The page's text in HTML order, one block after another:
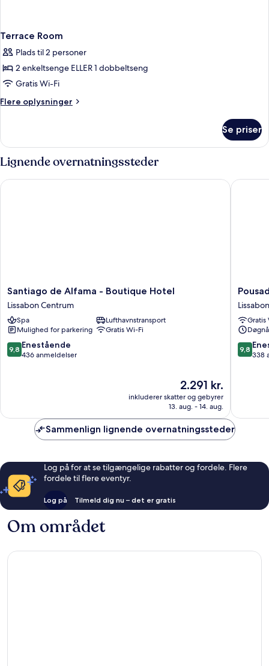
Terrace Room
Plads til 2 personer
2 enkeltsenge ELLER 1 dobbeltseng
Gratis Wi-Fi
Flere oplysninger
Flere
Room
Se priser
Lignende overnatningssteder
Santiago
de
Alfama
-
Boutique
Hotel
Lissabon
Santiago de Alfama - Boutique Hotel
Lissabon Centrum
Spa
Lufthavnstransport
Mulighed for parkering
Gratis Wi-Fi
9.8
ud
9,8 Enestående
436 anmeldelser
Prisen
er
2.291 kr.
2.291 kr.
inkluderer skatter og gebyrer
13. aug. - 14. aug.
Santiago de Alfama - Boutique Hotel
Pousada
Alfama
Lissabon
Gratis
9.8
ud
9,8
338
Sammenlign lignende overnatningssteder
Log på for at se tilgængelige rabatter og fordele. Flere
fordele til flere eventyr.
Log på Tilmeld dig nu – det er gratis
Om området